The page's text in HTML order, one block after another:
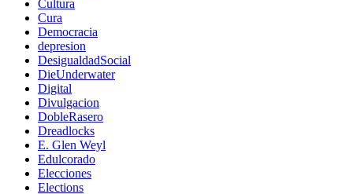
Cultura
Cura
Democracia
depresion
DesigualdadSocial
DieUnderwater
Digital
Divulgacion
DobleRasero
Dreadlocks
E. Glen Weyl
Edulcorado
Elecciones
Elections